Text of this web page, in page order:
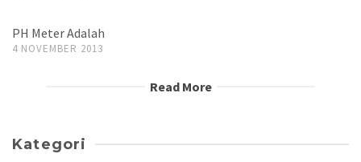
PH Meter Adalah
4 NOVEMBER 2013
Read More
Kategori